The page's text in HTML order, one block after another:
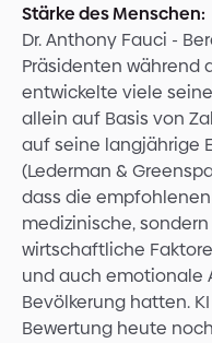
Stärke des Menschen:
Dr. Anthony Fauci -
Präsidenten während
entwickelte viele
allein auf Basis von
auf seine langjährige
(Lederman &
dass die
medizinische,
wirtschaftliche
und auch emotionale
Bevölkerung hatten.
Bewertung heute